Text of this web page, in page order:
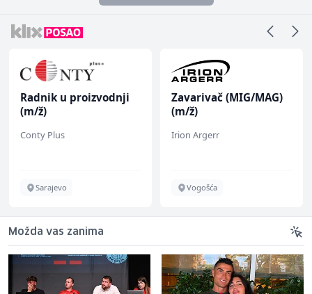
Radnik u proizvodnji
(m/ž)
Conty Plus
Sarajevo
Zavarivač (MIG/MAG)
(m/ž)
Irion Argerr
Vogošća
Možda vas zanima